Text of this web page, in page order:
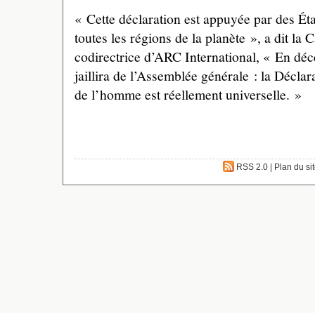
« Cette déclaration est appuyée par des
toutes les régions de la planète », a dit la
codirectrice d’ARC International, « En
jaillira de l’Assemblée générale : la
de l’homme est réellement universelle. »
RSS 2.0 Plan du